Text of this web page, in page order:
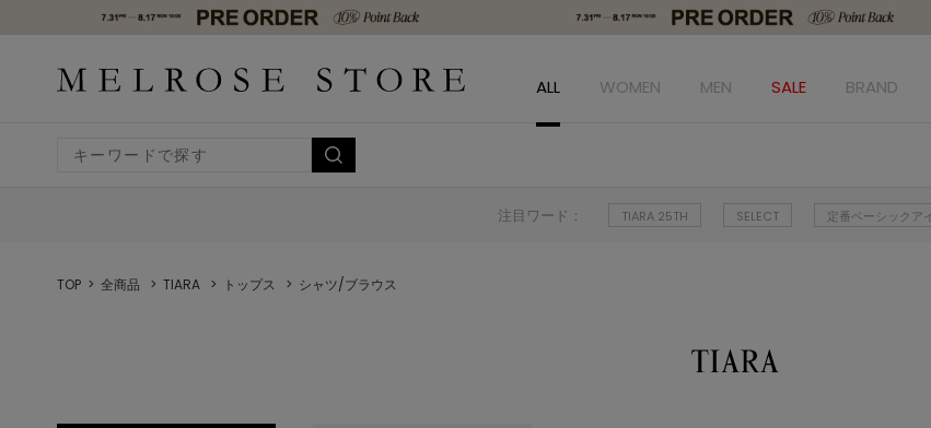
ALL WOMEN MEN SALE BRAND
注目ワード： TIARA 25TH SELECT 定番ベーシックア
TOP 全商品 TIARA トップス シャツ/ブラウス